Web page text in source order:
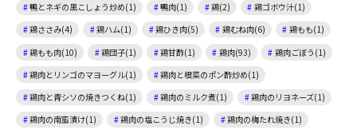
鴨とネギの黒こしょう炒め(1)
鴨肉(1) 鶏(2)
鶏ゴボウ汁(1)
鶏ささみ(4)
鶏ハム(1) 鶏ひき肉(5) 鶏むね肉(6)
鶏もも(1)
鶏もも肉(10)
鶏団子(1) 鶏甘酢(1) 鶏肉(93)
鶏肉ごぼう(1)
鶏肉とリンゴのマヨーグル(1)
鶏肉と根菜のポン酢炒め(1)
鶏肉と青シソの焼きつくね(1)
鶏肉のミルク煮(1)
鶏肉のリヨネーズ(1)
鶏肉の南蛮漬け(1)
鶏肉の塩こうじ焼き(1)
鶏肉の梅たれ焼き(1)